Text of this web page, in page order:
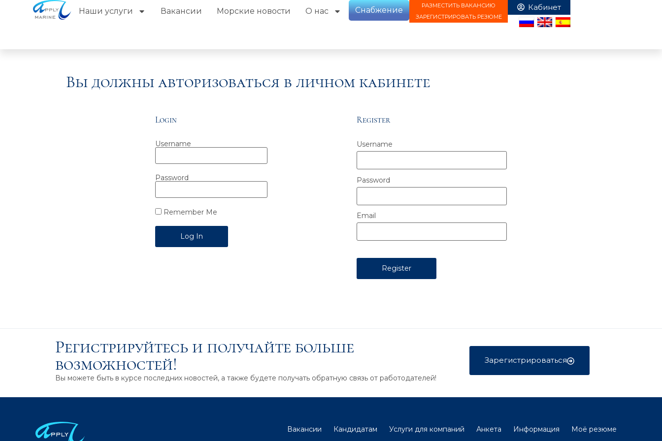
Наши услуги Вакансии Морские новости О нас Снабжение
РАЗМЕСТИТЬ ВАКАНСИЮ
ЗАРЕГИСТРИРОВАТЬ РЕЗЮМЕ
Вы должны авторизоваться в личном кабинете
Login
Username
Password
Remember Me
Register
Username
Password
Email
Регистрируйтесь и получайте больше
возможностей!
Вы можете быть в курсе последних новостей, а также будете получать обратную связь от работодателей!
Зарегистрироваться
Вакансии Кандидатам Услуги для компаний Анкета Информация
Моё резюме